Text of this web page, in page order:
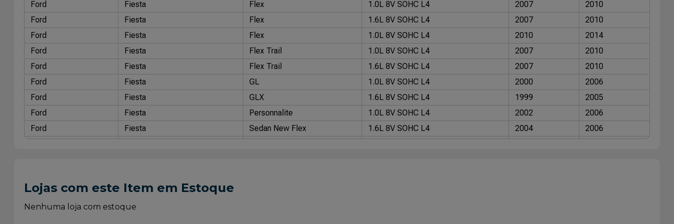
Ford
Fiesta Flex 1.0L 8V SOHC L4 2007
2010
Ford
Fiesta Flex 1.6L 8V SOHC L4 2007
2010
Ford
Fiesta Flex 1.0L 8V SOHC L4 2010
2014
Ford
Fiesta Flex Trail 1.0L 8V SOHC L4 2007
2010
Ford
Fiesta Flex Trail 1.6L 8V SOHC L4 2007
2010
Ford
Fiesta GL 1.0L 8V SOHC L4 2000
2006
Ford
Fiesta GLX 1.6L 8V SOHC L4 1999
2005
Ford
Fiesta Personnalite 1.0L 8V SOHC L4 2002
2006
Ford
Fiesta Sedan New Flex 1.6L 8V SOHC L4 2004
2006
Ford
Fiesta
Ford
Fiesta
Lojas com este Item em Estoque
Nenhuma loja com estoque